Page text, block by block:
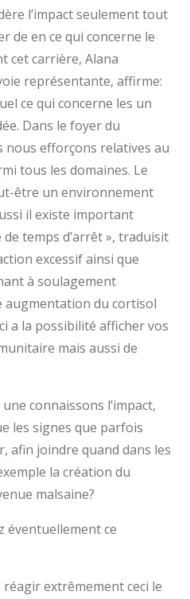
l’impact seulement tout
de en ce qui concerne le
cet carrière, Alana
représentante, affirme:
ce qui concerne les un
Dans le foyer du
nous efforçons relatives au
tous les domaines. Le
être un environnement
il existe important
temps d’arrêt », traduisit
excessif ainsi que
à soulagement
du cortisol
a la possibilité afficher vos
mais aussi de
connaissons l’impact,
les signes que parfois
afin joindre quand dans les
la création du
malsaine?
éventuellement ce
extrêmement ceci le